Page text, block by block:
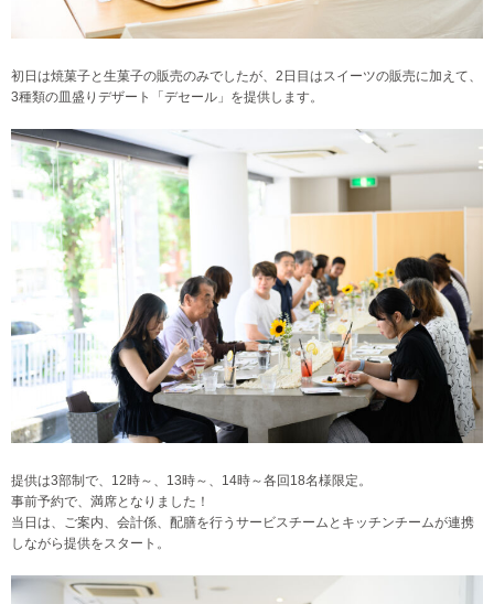
初日は焼菓子と生菓子の販売のみでしたが、2日目はスイーツの販売に加えて、
3種類の皿盛りデザート「デセール」を提供します。
提供は3部制で、12時～、13時～、14時～各回18名様限定。
事前予約で、満席となりました！
当日は、ご案内、会計係、配膳を行うサービスチームとキッチンチームが連携
しながら提供をスタート。